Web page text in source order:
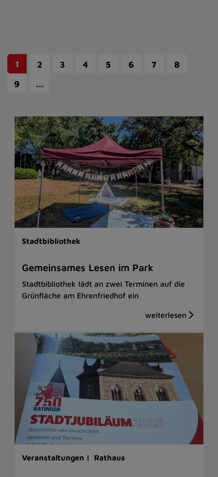
1 2 3 4 5 6 7
8
9
…
Stadtbibliothek
Gemeinsames Lesen im Park
Stadtbibliothek lädt an zwei Terminen auf die
Grünfläche am Ehrenfriedhof ein
Veranstaltungen | Rathaus